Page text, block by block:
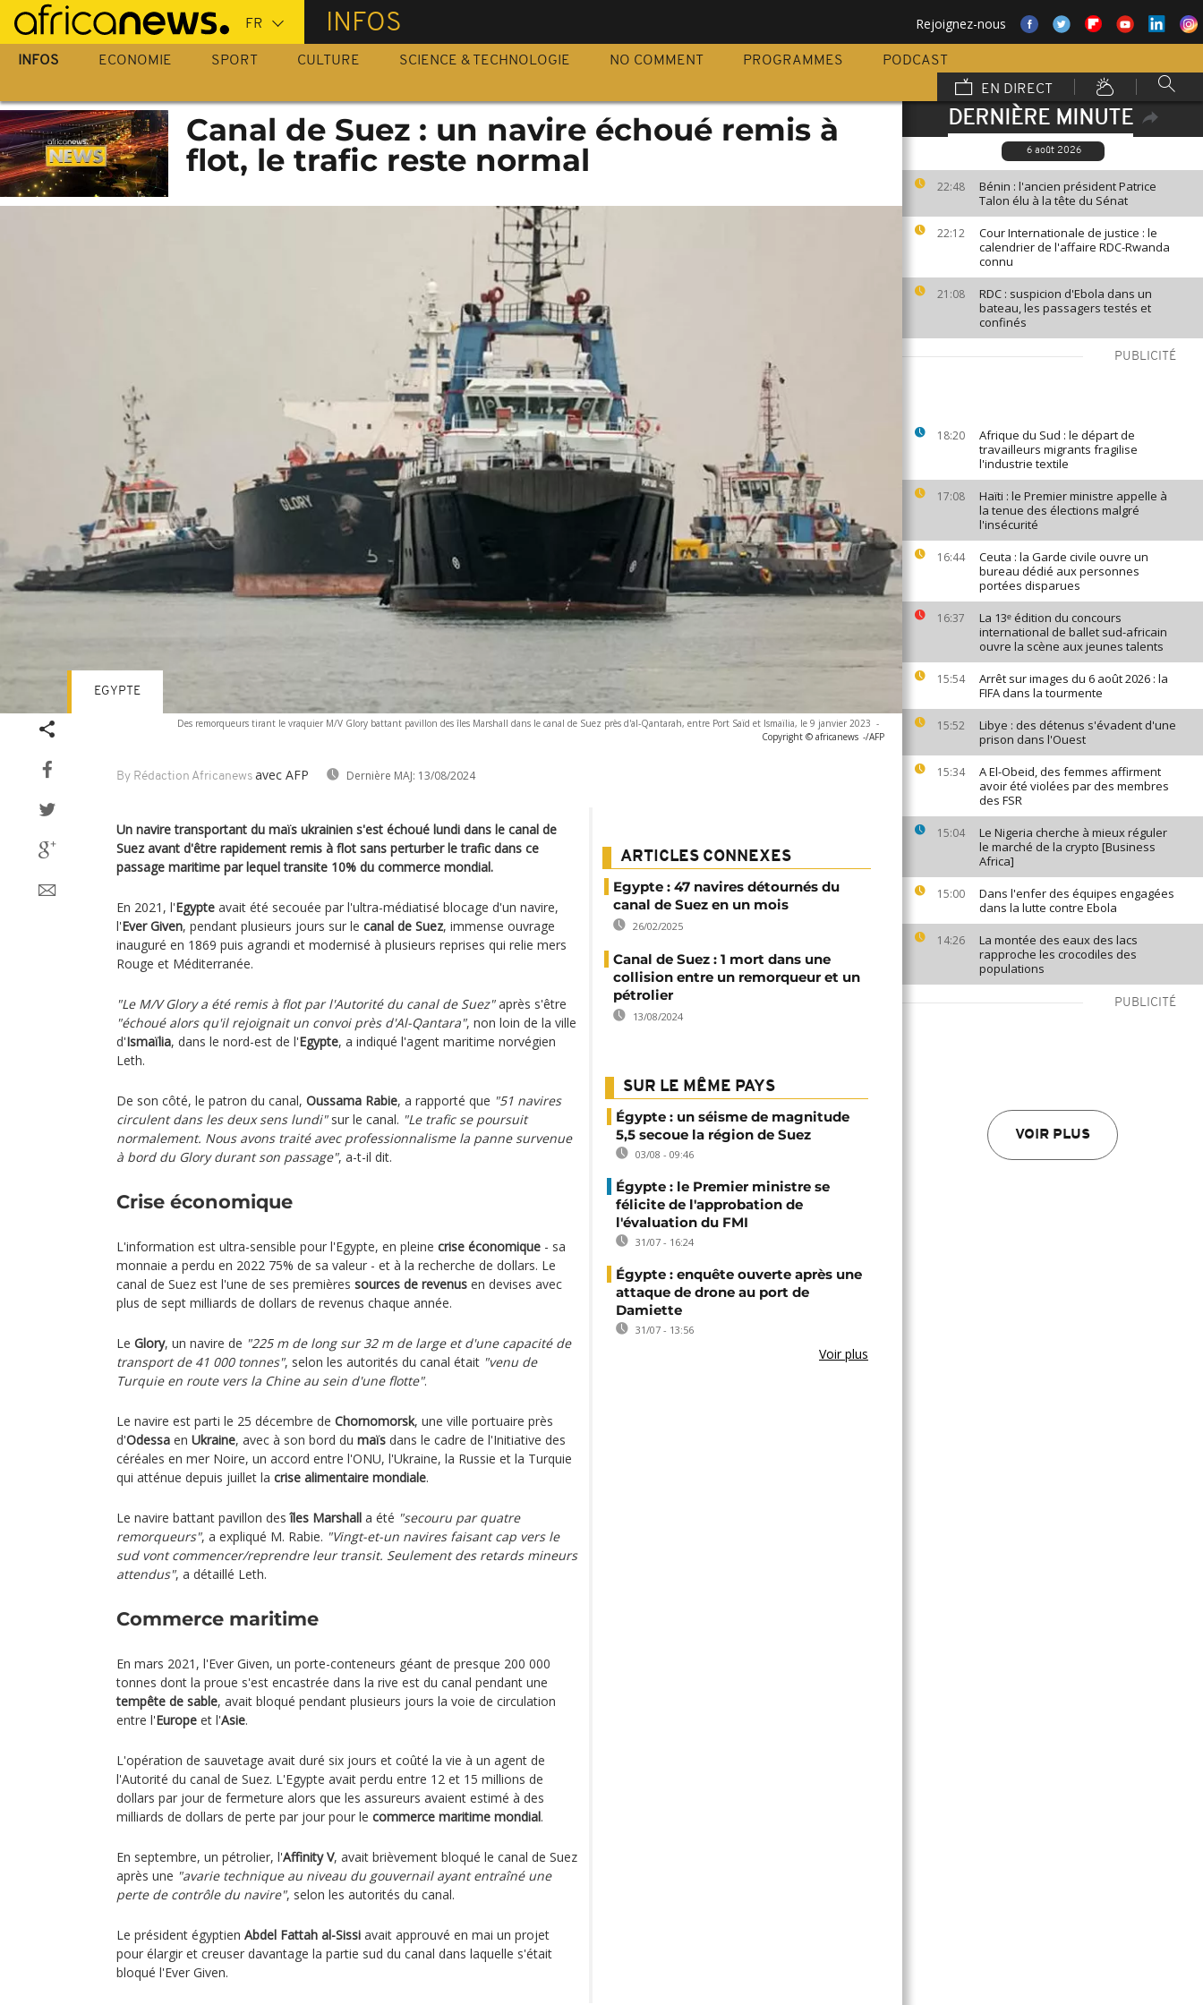
Passer
au
contenu
INFOS Rejoignez-nous
INFOS ECONOMIE SPORT CULTURE SCIENCE & TECHNOLOGIE NO COMMENT PROGRAMMES
PODCAST
EN DIRECT
DERNIÈRE MINUTE
6 août 2026
22:48
Bénin : l'ancien président Patrice
Talon élu à la tête du Sénat
22:12
Cour Internationale de justice : le
calendrier de l'affaire RDC-Rwanda
connu
21:08
RDC : suspicion d'Ebola dans un
bateau, les passagers testés et
confinés
PUBLICITÉ
18:20
Afrique du Sud : le départ de
travailleurs migrants fragilise
l'industrie textile
17:08
Haïti : le Premier ministre appelle à
la tenue des élections malgré
l'insécurité
16:44
Ceuta : la Garde civile ouvre un
bureau dédié aux personnes
portées disparues
16:37
La 13ᵉ édition du concours
international de ballet sud-africain
ouvre la scène aux jeunes talents
15:54
Arrêt sur images du 6 août 2026 : la
FIFA dans la tourmente
15:52
Libye : des détenus s'évadent d'une
prison dans l'Ouest
15:34
A El-Obeid, des femmes affirment
avoir été violées par des membres
des FSR
15:04
Le Nigeria cherche à mieux réguler
le marché de la crypto [Business
Africa]
15:00
Dans l'enfer des équipes engagées
dans la lutte contre Ebola
14:26
La montée des eaux des lacs
rapproche les crocodiles des
populations
PUBLICITÉ
VOIR PLUS
Canal de Suez : un navire échoué remis à
flot, le trafic reste normal
Des remorqueurs tirant le vraquier M/V Glory battant pavillon des îles Marshall dans le canal de Suez près d'al-Qantarah, entre Port Saïd et Ismaïlia, le 9 janvier 2023 -
Copyright © africanews -/AFP
By Rédaction Africanews avec AFP Dernière MAJ: 13/08/2024
EGYPTE
Un navire transportant du maïs ukrainien s'est échoué lundi dans le canal de
Suez avant d'être rapidement remis à flot sans perturber le trafic dans ce
passage maritime par lequel transite 10% du commerce mondial.
En 2021, l'Egypte avait été secouée par l'ultra-médiatisé blocage d'un navire,
l'Ever Given, pendant plusieurs jours sur le canal de Suez, immense ouvrage
inauguré en 1869 puis agrandi et modernisé à plusieurs reprises qui relie mers
Rouge et Méditerranée.
"Le M/V Glory a été remis à flot par l'Autorité du canal de Suez"après s'être
"échoué alors qu'il rejoignait un convoi près d'Al-Qantara", non loin de la ville
d'Ismaïlia, dans le nord-est de l'Egypte, a indiqué l'agent maritime norvégien
Leth.
De son côté, le patron du canal, Oussama Rabie, a rapporté que "51 navires
circulent dans les deux sens lundi"sur le canal. "Le trafic se poursuit
normalement. Nous avons traité avec professionnalisme la panne survenue
à bord du Glory durant son passage", a-t-il dit.
Crise économique
L'information est ultra-sensible pour l'Egypte, en pleine crise économique - sa
monnaie a perdu en 2022 75% de sa valeur - et à la recherche de dollars. Le
canal de Suez est l'une de ses premières sources de revenus en devises avec
plus de sept milliards de dollars de revenus chaque année.
Le Glory, un navire de "225 m de long sur 32 m de large et d'une capacité de
transport de 41 000 tonnes", selon les autorités du canal était "venu de
Turquie en route vers la Chine au sein d'une flotte".
Le navire est parti le 25 décembre de Chornomorsk, une ville portuaire près
d'Odessa en Ukraine, avec à son bord du maïs dans le cadre de l'Initiative des
céréales en mer Noire, un accord entre l'ONU, l'Ukraine, la Russie et la Turquie
qui atténue depuis juillet la crise alimentaire mondiale.
Le navire battant pavillon desîles Marshall a été "secouru par quatre
remorqueurs", a expliqué M. Rabie. "Vingt-et-un navires faisant cap vers le
sud vont commencer/reprendre leur transit. Seulement des retards mineurs
attendus", a détaillé Leth.
Commerce maritime
En mars 2021, l'Ever Given, un porte-conteneurs géant de presque 200 000
tonnes dont la proue s'est encastrée dans la rive est du canal pendant une
tempête de sable, avait bloqué pendant plusieurs jours la voie de circulation
entre l'Europe et l'Asie.
L'opération de sauvetage avait duré six jours et coûté la vie à un agent de
l'Autorité du canal de Suez. L'Egypte avait perdu entre 12 et 15 millions de
dollars par jour de fermeture alors que les assureurs avaient estimé à des
milliards de dollars de perte par jour pour le commerce maritime mondial.
En septembre, un pétrolier, l'Affinity V, avait brièvement bloqué le canal de Suez
après une "avarie technique au niveau du gouvernail ayant entraîné une
perte de contrôle du navire", selon les autorités du canal.
Le président égyptien Abdel Fattah al-Sissi avait approuvé en mai un projet
pour élargir et creuser davantage la partie sud du canal dans laquelle s'était
bloqué l'Ever Given.
ARTICLES CONNEXES
Egypte : 47 navires détournés du
canal de Suez en un mois
26/02/2025
Canal de Suez : 1 mort dans une
collision entre un remorqueur et un
pétrolier
13/08/2024
SUR LE MÊME PAYS
Égypte : un séisme de magnitude
5,5 secoue la région de Suez
03/08 - 09:46
Égypte : le Premier ministre se
félicite de l'approbation de
l'évaluation du FMI
31/07 - 16:24
Égypte : enquête ouverte après une
attaque de drone au port de
Damiette
31/07 - 13:56
Voir plus